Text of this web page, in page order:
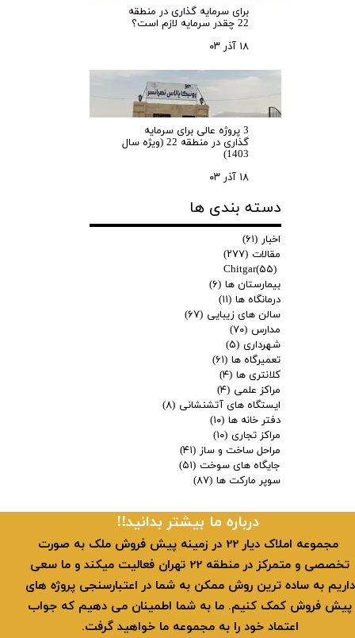
برای سرمایه‌ گذاری در منطقه
22 چقدر سرمایه لازم است؟
۱۸ آذر ۰۳
3 پروژه عالی برای سرمایه
گذاری در منطقه 22 (ویژه سال
1403)
۱۸ آذر ۰۳
دسته بندی ها
اخبار (۶۱)
مقالات (۲۷۷)
Chitgar(۵۵)
بیمارستان ها (۶)
درمانگاه ها (۱۱)
سالن های زیبایی (۶۷)
مدارس (۷۰)
شهرداری (۵)
تعمیرگاه ها (۶۱)
کلانتری ها (۴)
مراکز علمی (۴)
ایستگاه های آتشنشانی (۸)
دفتر خانه ها (۱۰)
مراکز تجاری (۱۰)
مراحل ساخت و ساز (۴۱)
جایگاه های سوخت (۵۱)
سوپر مارکت ها (۸۷)
​​درباره ما بیشتر بدانید!!
​ مجموعه املاک دیار 22 در زمینه پیش فروش ملک به صورت
تخصصی و متمرکز در منطقه 22 تهران فعالیت میکند و ما سعی
داریم به ساده ترین روش ممکن به شما در اعتبارسنجی پروژه های
پیش فروش کمک کنیم. ما به شما اطمینان می دهیم که جواب
اعتماد خود را به مجموعه ما خواهید گرفت.